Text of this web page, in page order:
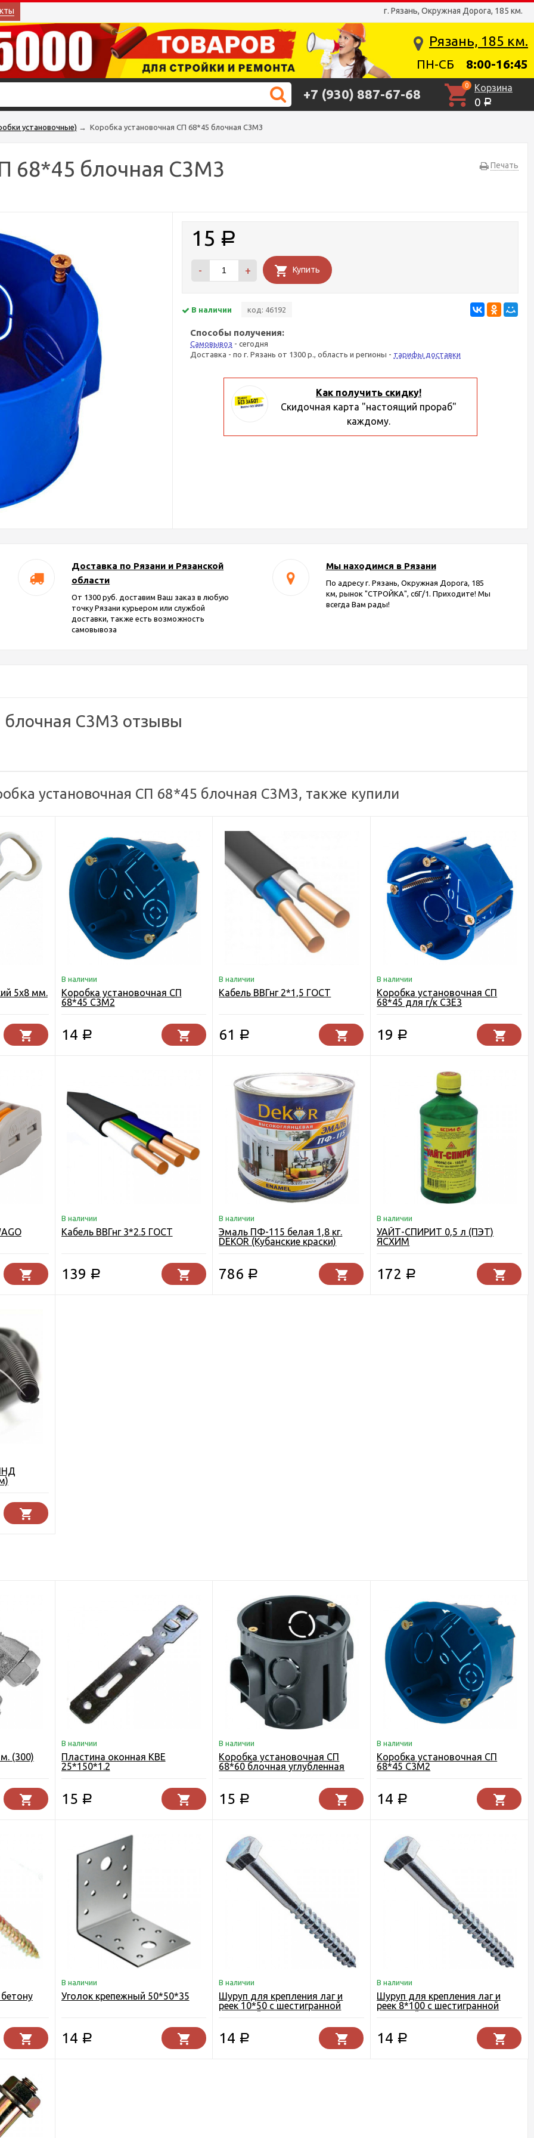
г. Рязань, Окружная Дорога, 185 км.
Рязань, 185 км.
ПН-СБ 8:00-16:45
+7 (930) 887-67-68
0 Корзина
0 Р
установочные) → Коробка установочная СП 68*45 блочная С3М3
Печать
68*45 блочная С3М3
15 Р
- + Купить
В наличии код: 46192
Способы получения:
Самовывоз - сегодня
Доставка - по г. Рязань от 1300 р., область и регионы - тарифы доставки
Как получить скидку!
Скидочная карта "настоящий прораб"
каждому.
Доставка по Рязани и Рязанской
области
От 1300 руб. доставим Ваш заказ в любую
точку Рязани курьером или службой
доставки, также есть возможность
самовывоза
Мы находимся в Рязани
По адресу г. Рязань, Окружная Дорога, 185
км, рынок "СТРОЙКА", с6Г/1. Приходите! Мы
всегда Вам рады!
блочная С3М3 отзывы
установочная СП 68*45 блочная С3М3, также купили
5х8 мм.
В наличии
Коробка установочная СП
68*45 С3М2
14 Р
В наличии
Кабель ВВГнг 2*1,5 ГОСТ
61 Р
В наличии
Коробка установочная СП
68*45 для г/к С3Е3
19 Р
В наличии
Кабель ВВГнг 3*2.5 ГОСТ
139 Р
В наличии
Эмаль ПФ-115 белая 1,8 кг.
DEKOR (Кубанские краски)
786 Р
В наличии
УАЙТ-СПИРИТ 0,5 л (ПЭТ)
ЯСХИМ
172 Р
(300)
В наличии
Пластина оконная KBE
25*150*1.2
15 Р
В наличии
Коробка установочная СП
68*60 блочная углубленная
15 Р
В наличии
Коробка установочная СП
68*45 С3М2
14 Р
В наличии
Уголок крепежный 50*50*35
14 Р
В наличии
Шуруп для крепления лаг и
реек 10*50 с шестигранной
головкой
14 Р
В наличии
Шуруп для крепления лаг и
реек 8*100 с шестигранной
головкой
14 Р